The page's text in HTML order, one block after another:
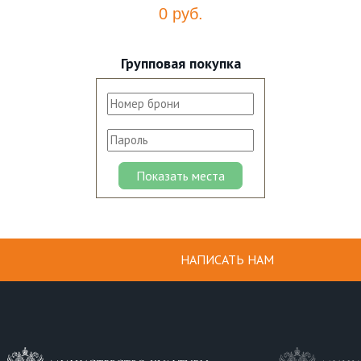
0 руб.
Групповая покупка
НАПИСАТЬ НАМ